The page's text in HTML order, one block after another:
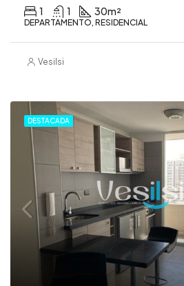
1 1 30m²
DEPARTAMENTO, RESIDENCIAL
Vesilsi
DESTACADA